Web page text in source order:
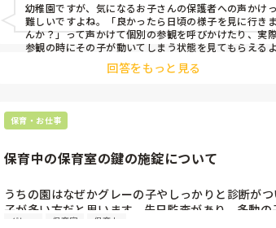
幼稚園ですが、気になるお子さんの保護者への声かけ
難しいですよね。「良かったら日頃の様子を見に行き
んか？」って声かけて個別の参観を呼びかけたり、実
参観の時にその子が動いてしまう状態を見てもらえる
な内容にして、周りの子は静かにしてるけど、その子の
ち着きがない様子を見てもらったりします。
回答をもっと見る
保育・お仕事
保育中の保育室の鍵の施錠について
うちの園はなぜかグレーの子やしっかりと診断が
子が多い方だと思います。先日監査があり、多動の
グレー 保育室 保育士